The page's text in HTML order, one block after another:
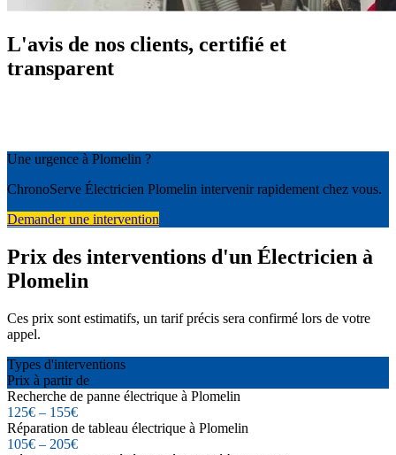
L'avis de nos clients, certifié et
transparent
Une urgence à Plomelin ?
ChronoServe Électricien Plomelin intervenir rapidement chez vous.
Demander une intervention
Prix des interventions d'un Électricien à
Plomelin
Ces prix sont estimatifs, un tarif précis sera confirmé lors de votre
appel.
Types d'interventions
Prix à partir de
Recherche de panne électrique à Plomelin
125€ – 155€
Réparation de tableau électrique à Plomelin
105€ – 205€